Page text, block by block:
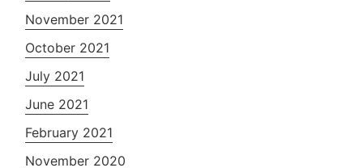
November 2021
October 2021
July 2021
June 2021
February 2021
November 2020